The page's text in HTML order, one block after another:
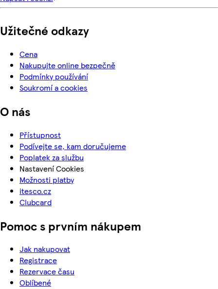
Užitečné odkazy
Cena
Nakupujte online bezpečně
Podmínky používání
Soukromí a cookies
O nás
Přístupnost
Podívejte se, kam doručujeme
Poplatek za službu
Nastavení Cookies
Možnosti platby
itesco.cz
Clubcard
Pomoc s prvním nákupem
Jak nakupovat
Registrace
Rezervace času
Oblíbené